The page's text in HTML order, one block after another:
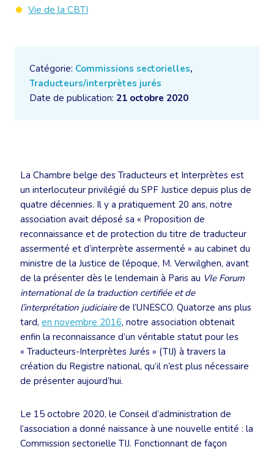
Catégorie: Commissions sectorielles,
Traducteurs/interprètes jurés
Date de publication: 21 octobre 2020
La Chambre belge des Traducteurs et Interprètes est
un interlocuteur privilégié du SPF Justice depuis plus de
quatre décennies. Il y a pratiquement 20 ans, notre
association avait déposé sa « Proposition de
reconnaissance et de protection du titre de traducteur
assermenté et d’interprète assermenté » au cabinet du
ministre de la Justice de l’époque, M. Verwilghen, avant
de la présenter dès le lendemain à Paris au VIe Forum
international de la traduction certifiée et de
l’interprétation judiciairede l’UNESCO. Quatorze ans plus
tard, en novembre 2016, notre association obtenait
enfin la reconnaissance d’un véritable statut pour les
« Traducteurs-Interprètes Jurés » (TIJ) à travers la
création du Registre national, qu’il n’est plus nécessaire
de présenter aujourd’hui.
Le 15 octobre 2020, le Conseil d’administration de
l’association a donné naissance à une nouvelle entité : la
Commission sectorielle TIJ. Fonctionnant de façon
Vie de la CBTI